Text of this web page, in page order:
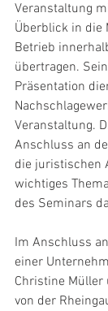
Veranstaltung
Überblick in die
Betrieb
übertragen.
Präsentation
Veranstaltung.
Anschluss an
die juristischen
wichtiges
des Seminars
Im Anschluss
einer
Christine Müller
von der